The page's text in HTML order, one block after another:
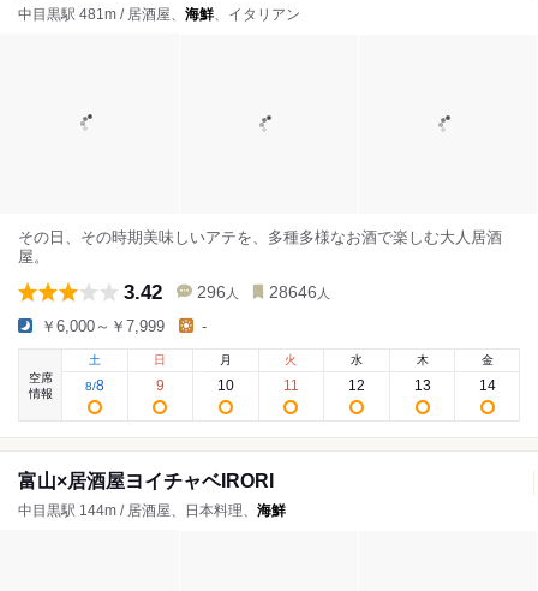
中目黒駅 481m / 居酒屋、 海鮮、イタリアン
その日、その時期美味しいアテを、多種多様なお酒で楽しむ大人居酒
屋。
3.42 296 人 28646 人
￥6,000～￥7,999 -
空席
情報
土
8/8
日
9
月
10
火
11
水
12
木
13
金
14
富山×居酒屋ヨイチャベIRORI
中目黒駅 144m / 居酒屋、日本料理、 海鮮